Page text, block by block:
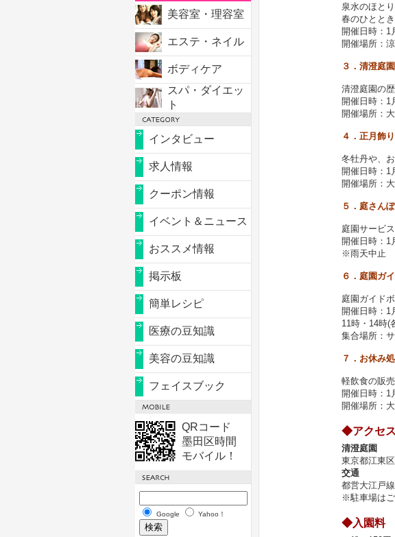
美容室・理容室
エステ・ネイル
ボディケア
スパ・ダイエッ
ト
インタビュー
求人情報
クーポン情報
イベント＆ニュース
おススメ情報
掲示板
簡単レシピ
医療の豆知識
美容の豆知識
フェイスブック
QRコード
墨田区時間
モバイル！
Google Yahoo！
泉水のほと
春のひとと
開催日時：1
開催場所：
３．清澄庭
清澄庭園の
開催日時：1
開催場所：
４．正月飾り
冬牡丹や、
開催日時：1
開催場所：
５．庭さんぽ
庭園サービ
開催日時：1
※雨天中止
６．庭園ガ
庭園ガイド
開催日時：1
11時・14時(
集合場所：
７．お休み処
軽飲食の販
開催日時：1
開催場所：
◆アクセス
清澄庭園
東京都江東
交通
都営大江戸
※駐車場はご
◆入園料